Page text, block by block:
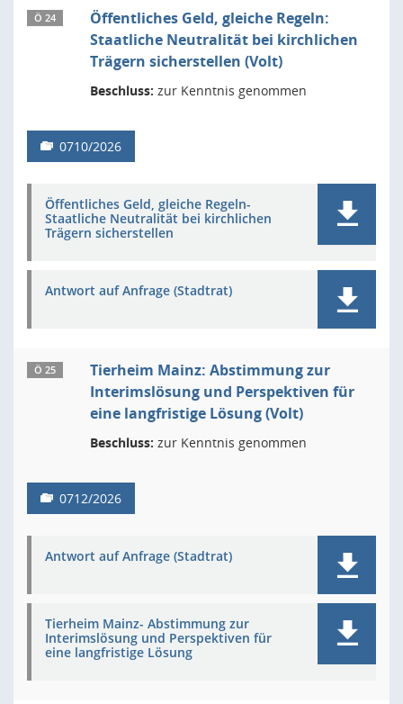
Ö 24
Öffentliches Geld, gleiche Regeln:
Staatliche Neutralität bei kirchlichen
Trägern sicherstellen (Volt)
Beschluss: zur Kenntnis genommen
0710/2026
Öffentliches Geld, gleiche Regeln-
Staatliche Neutralität bei kirchlichen
Trägern sicherstellen
Antwort auf Anfrage (Stadtrat)
Ö 25
Tierheim Mainz: Abstimmung zur
Interimslösung und Perspektiven für
eine langfristige Lösung (Volt)
Beschluss: zur Kenntnis genommen
0712/2026
Antwort auf Anfrage (Stadtrat)
Tierheim Mainz- Abstimmung zur
Interimslösung und Perspektiven für
eine langfristige Lösung